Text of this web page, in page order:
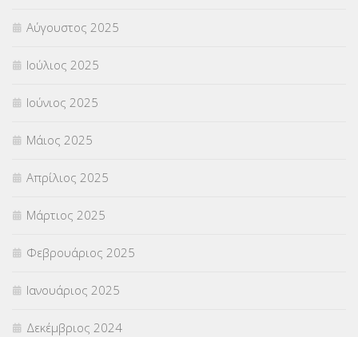
Αύγουστος 2025
Ιούλιος 2025
Ιούνιος 2025
Μάιος 2025
Απρίλιος 2025
Μάρτιος 2025
Φεβρουάριος 2025
Ιανουάριος 2025
Δεκέμβριος 2024